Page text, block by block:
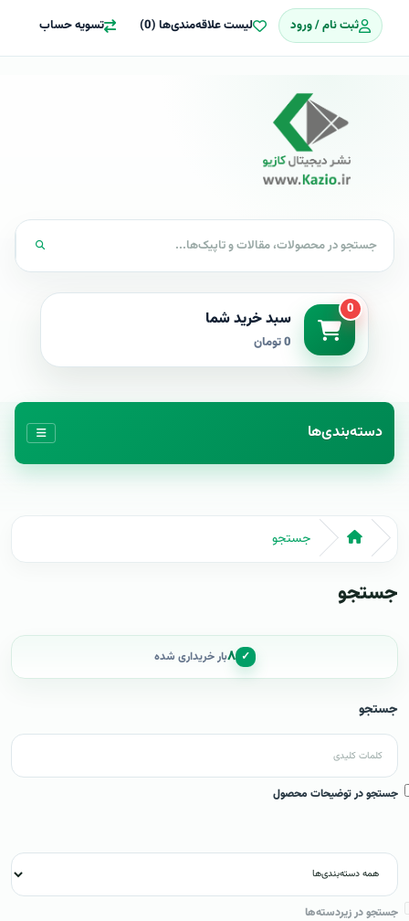
ثبت نام / ورود لیست علاقه‌مندی‌ها (0) تسویه حساب
0 سبد خرید شما
0 تومان
دسته‌بندی‌ها
جستجو
جستجو
✓ ۸بار خریداری شده
جستجو
جستجو در توضیحات محصول
جستجو در زیردسته‌ها